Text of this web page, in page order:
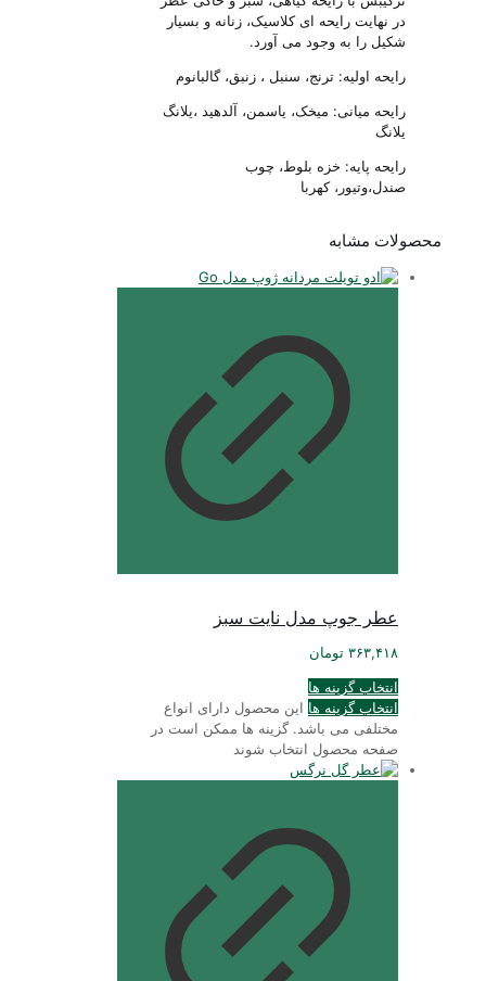
در نهایت رایحه ای کلاسیک، زنانه و بسیار
شکیل را به وجود می آورد.
رایحه اولیه: ترنج، سنبل ، زنبق، گالبانوم
رایحه میانی: میخک، یاسمن، آلدهید ،یلانگ
یلانگ
رایحه پایه: خزه بلوط، چوب
صندل،وتیور، کهربا
محصولات مشابه
عطر جوپ مدل نایت سبز
۳۶۳,۴۱۸ تومان
انتخاب گزینه ها
انتخاب گزینه ها این محصول دارای انواع
مختلفی می باشد. گزینه ها ممکن است در
صفحه محصول انتخاب شوند